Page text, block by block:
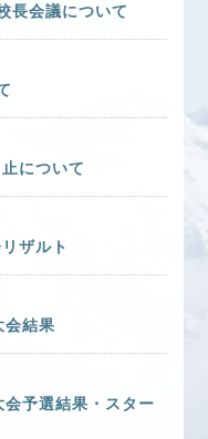
長会議について
について
ザルト
会結果
予選結果・スター